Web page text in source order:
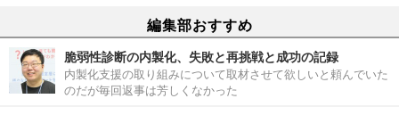
編集部おすすめ
脆弱性診断の内製化、失敗と再挑戦と成功の記録
内製化支援の取り組みについて取材させて欲しいと頼んでいた
のだが毎回返事は芳しくなかった